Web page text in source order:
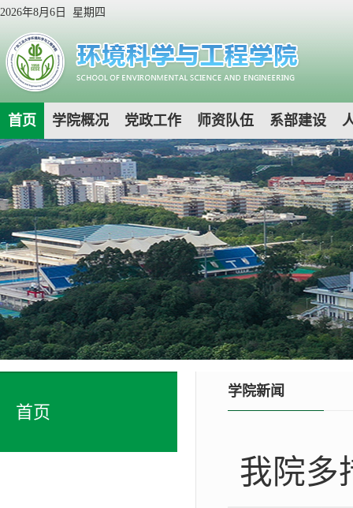
2026年8月6日 星期四
首页 学院概况 党政工作 师资队伍 系部建设
首页
学院新闻
我院多